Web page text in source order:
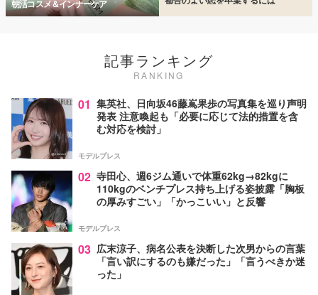
朝活コスメ＆インナーケア
記事ランキング
RANKING
01 集英社、日向坂46藤嶌果歩の写真集を巡り声明
発表 注意喚起も「必要に応じて法的措置を含
む対応を検討」
モデルプレス
02 寺田心、週6ジム通いで体重62kg→82kgに
110kgのベンチプレス持ち上げる姿披露「胸板
の厚みすごい」「かっこいい」と反響
モデルプレス
03 広末涼子、病名公表を決断した次男からの言葉
「言い訳にするのも嫌だった」「言うべきか迷
った」